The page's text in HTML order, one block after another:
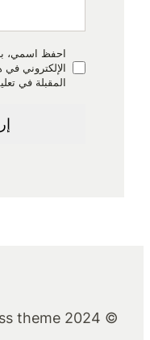
احفظ اسمي،
الإلكتروني في
المقبلة في
© 2024 Powered by
theme